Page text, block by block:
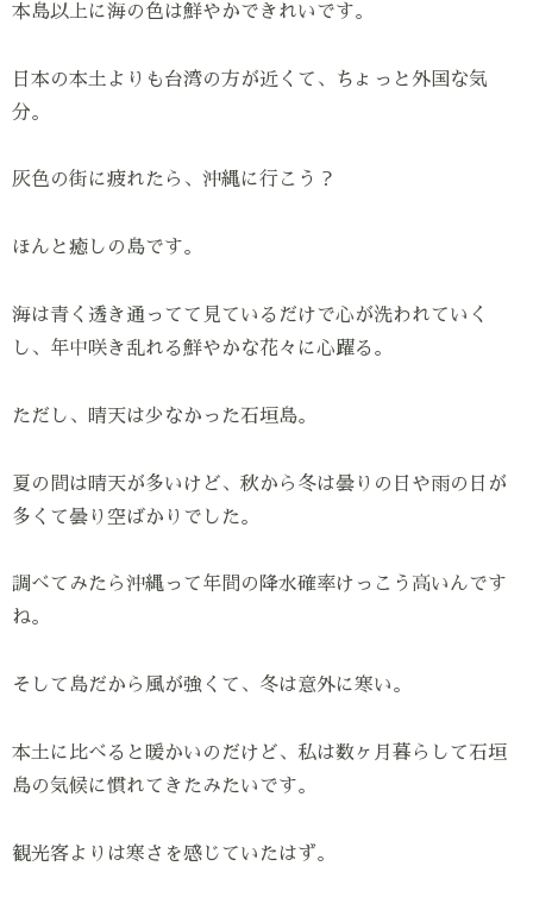
本島以上に海の色は鮮やかできれいです。
日本の本土よりも台湾の方が近くて、ちょっと外国な気
分。
灰色の街に疲れたら、沖縄に行こう？
ほんと癒しの島です。
海は青く透き通ってて見ているだけで心が洗われていく
し、年中咲き乱れる鮮やかな花々に心躍る。
ただし、晴天は少なかった石垣島。
夏の間は晴天が多いけど、秋から冬は曇りの日や雨の日が
多くて曇り空ばかりでした。
調べてみたら沖縄って年間の降水確率けっこう高いんです
ね。
そして島だから風が強くて、冬は意外に寒い。
本土に比べると暖かいのだけど、私は数ヶ月暮らして石垣
島の気候に慣れてきたみたいです。
観光客よりは寒さを感じていたはず。